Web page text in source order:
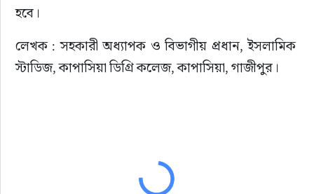
হবে।
লেখক : সহকারী অধ্যাপক ও বিভাগীয় প্রধান, ইসলামিক
স্টাডিজ, কাপাসিয়া ডিগ্রি কলেজ, কাপাসিয়া, গাজীপুর।